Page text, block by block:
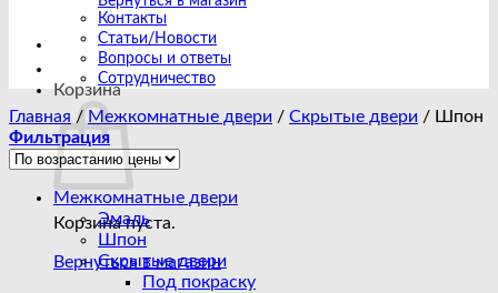
Корзина
Корзина пуста.
Вернуться в магазин
Контакты
Статьи/Новости
Вопросы и ответы
Сотрудничество
Главная / Межкомнатные двери / Скрытые двери / Шпон
Фильтрация
Межкомнатные двери
Эмаль
Шпон
Скрытые двери
Под покраску